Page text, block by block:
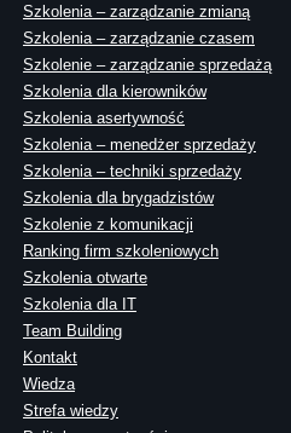
Szkolenia – zarządzanie zmianą
Szkolenia – zarządzanie czasem
Szkolenie – zarządzanie sprzedażą
Szkolenia dla kierowników
Szkolenia asertywność
Szkolenia – menedżer sprzedaży
Szkolenia – techniki sprzedaży
Szkolenia dla brygadzistów
Szkolenie z komunikacji
Ranking firm szkoleniowych
Szkolenia otwarte
Szkolenia dla IT
Team Building
Kontakt
Wiedza
Strefa wiedzy